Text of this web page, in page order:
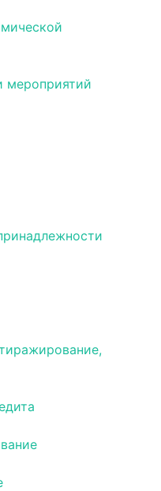
мероприятий